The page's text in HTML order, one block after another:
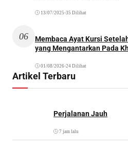
13/07/2025 •35 Dilihat
06
Membaca Ayat Kursi
yang Mengantarkan Pada
01/08/2026•24 Dilihat
Artikel Terbaru
Perjalanan Jauh
7 jam lalu